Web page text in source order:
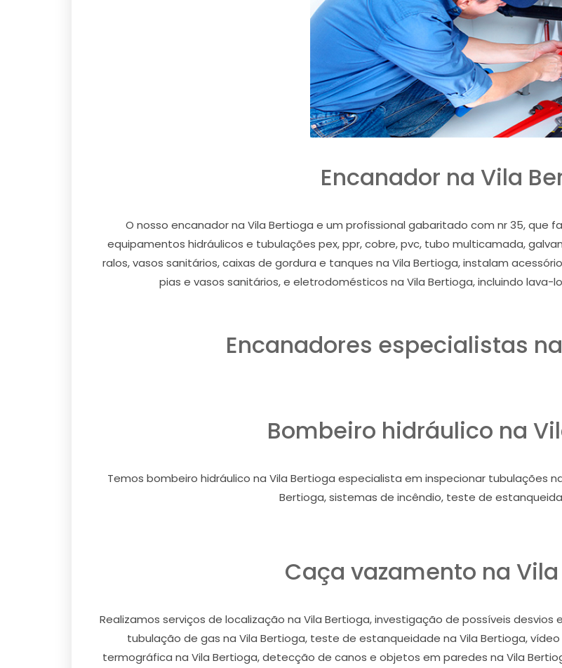
Encanador na Vila
O nosso encanador na Vila Bertioga e um profissional gabaritado com nr 35, que
equipamentos hidráulicos e tubulações pex, ppr, cobre, pvc, tubo multicamada,
ralos, vasos sanitários, caixas de gordura e tanques na Vila Bertioga, instalam
pias e vasos sanitários, e eletrodomésticos na Vila Bertioga, incluindo lava-
Encanadores especialistas
Bombeiro hidráulico na
Temos bombeiro hidráulico na Vila Bertioga especialista em inspecionar tubulações
Bertioga, sistemas de incêndio, teste de
Caça vazamento na
Realizamos serviços de localização na Vila Bertioga, investigação de possíveis
tubulação de gas na Vila Bertioga, teste de estanqueidade na Vila Bertioga,
termográfica na Vila Bertioga, detecção de canos e objetos em paredes na Vila